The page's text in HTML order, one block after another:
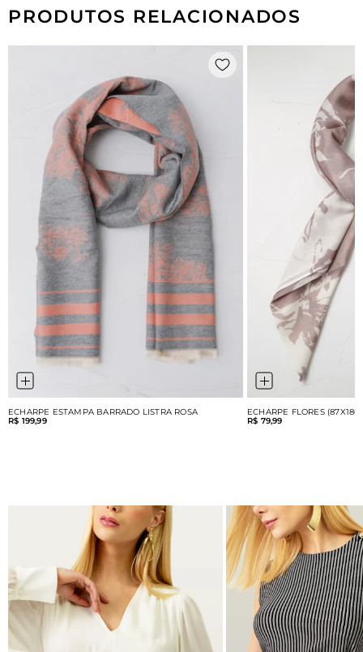
PRODUTOS RELACIONADOS
ECHARPE ESTAMPA BARRADO LISTRA ROSA
R$ 199,99
ECHARPE FLORES (87X180
R$ 79,99